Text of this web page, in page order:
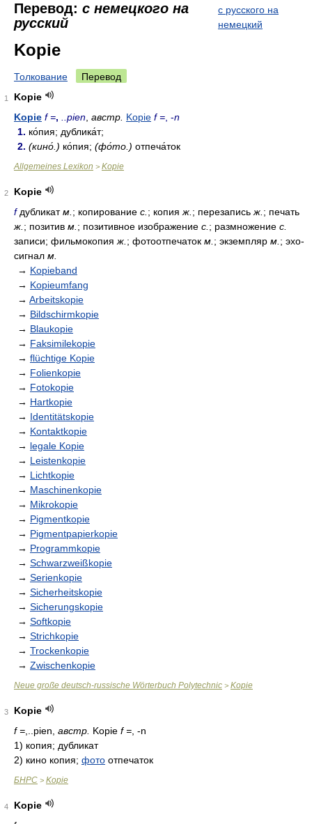
Перевод: с немецкого на
русский
с русского на
немецкий
Kopie
Толкование Перевод
1
Kopie
Kopie f =, ..pien австр. Kopie f = , -n
1. ко́пия; дублика́т;
2. (кино́.) ко́пия; (фо́то.) отпеча́ток
Allgemeines Lexikon > Kopie
2
Kopie
fдубликатм. ; копирование с. ; копия ж. ; перезапись ж. ; печать
ж. ; позитив м. ; позитивное изображение с. ; размножение с.
записи; фильмокопия ж. ; фотоотпечаток м. ; экземпляр м. ; эхо-
сигнал м.
→ Kopieband
→ Kopieumfang
→ Arbeitskopie
→ Bildschirmkopie
→ Blaukopie
→ Faksimilekopie
→ flüchtige Kopie
→ Folienkopie
→ Fotokopie
→ Hartkopie
→ Identitätskopie
→ Kontaktkopie
→ legale Kopie
→ Leistenkopie
→ Lichtkopie
→ Maschinenkopie
→ Mikrokopie
→ Pigmentkopie
→ Pigmentpapierkopie
→ Programmkopie
→ Schwarzweißkopie
→ Serienkopie
→ Sicherheitskopie
→ Sicherungskopie
→ Softkopie
→ Strichkopie
→ Trockenkopie
→ Zwischenkopie
Neue große deutsch-russische Wörterbuch Polytechnic > Kopie
3
Kopie
f = ,..pien, австр. Kopie f = , -n
1) копия; дубликат
2) кино копия; фото отпечаток
БНРС > Kopie
4
Kopie